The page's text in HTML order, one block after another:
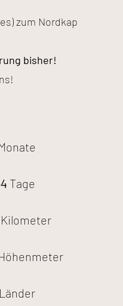
zum Nordkap
bisher!
Tage
Kilometer
Länder